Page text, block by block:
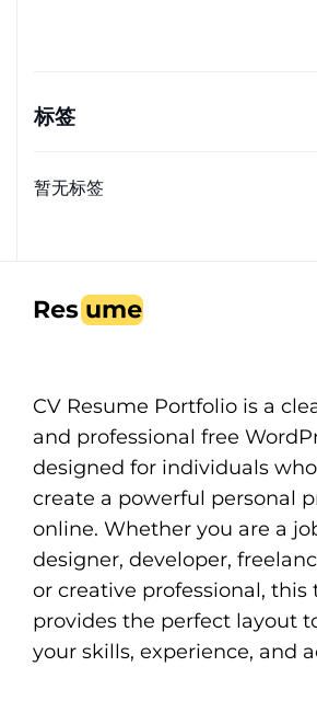
标签
暂无标签
CV Resume Portfolio is a
and professional free
designed for individuals
create a powerful personal
online. Whether you are a
designer, developer,
or creative professional, this
provides the perfect layout
your skills, experience, and